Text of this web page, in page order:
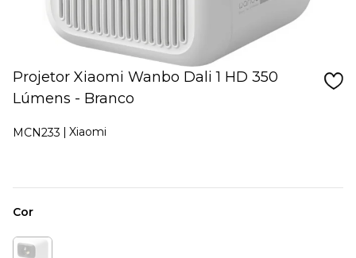
Projetor Xiaomi Wanbo Dali 1 HD 350
Lúmens - Branco
MCN233 Xiaomi
Cor